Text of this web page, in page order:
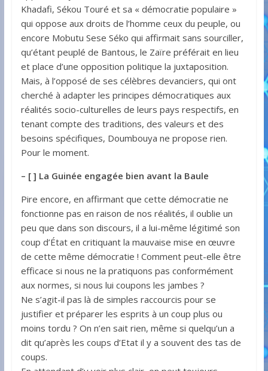
Khadafi, Sékou Touré et sa « démocratie populaire »
qui oppose aux droits de l’homme ceux du peuple, ou
encore Mobutu Sese Séko qui affirmait sans sourciller,
qu’étant peuplé de Bantous, le Zaïre préférait en lieu
et place d’une opposition politique la juxtaposition.
Mais, à l’opposé de ses célèbres devanciers, qui ont
cherché à adapter les principes démocratiques aux
réalités socio-culturelles de leurs pays respectifs, en
tenant compte des traditions, des valeurs et des
besoins spécifiques, Doumbouya ne propose rien.
Pour le moment.
– [ ] La Guinée engagée bien avant la Baule
Pire encore, en affirmant que cette démocratie ne
fonctionne pas en raison de nos réalités, il oublie un
peu que dans son discours, il a lui-même légitimé son
coup d’État en critiquant la mauvaise mise en œuvre
de cette même démocratie ! Comment peut-elle être
efficace si nous ne la pratiquons pas conformément
aux normes, si nous lui coupons les jambes ?
Ne s’agit-il pas là de simples raccourcis pour se
justifier et préparer les esprits à un coup plus ou
moins tordu ? On n’en sait rien, même si quelqu’un a
dit qu’après les coups d’Etat il y a souvent des tas de
coups.